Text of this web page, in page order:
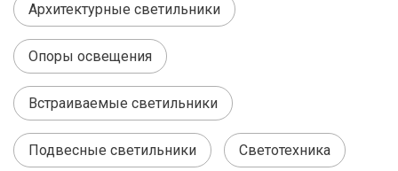
Архитектурные светильники
Опоры освещения
Встраиваемые светильники
Подвесные светильники Светотехника